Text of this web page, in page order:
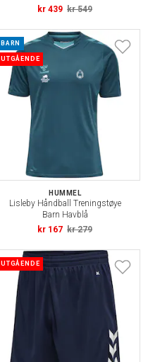
kr 439 kr 549
BARN
UTGÅENDE
HUMMEL
Lisleby Håndball Treningstøye
Barn Havblå
kr 167 kr 279
UTGÅENDE